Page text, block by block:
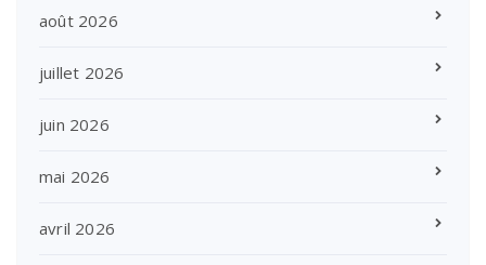
août 2026
juillet 2026
juin 2026
mai 2026
avril 2026